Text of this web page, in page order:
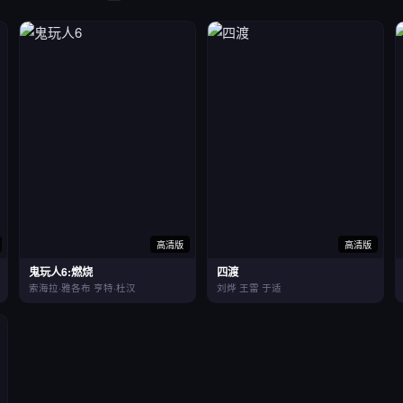
高清版
鬼玩人6:燃烧
索海拉·雅各布 亨特·杜汉
高清版
四渡
刘烨 王雷 于适